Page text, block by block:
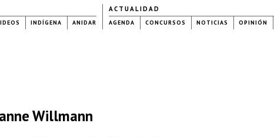
INDÍGENA ANIDAR
ACTUALIDAD
AGENDA CONCURSOS NOTICIAS OPINIÓN
Willmann